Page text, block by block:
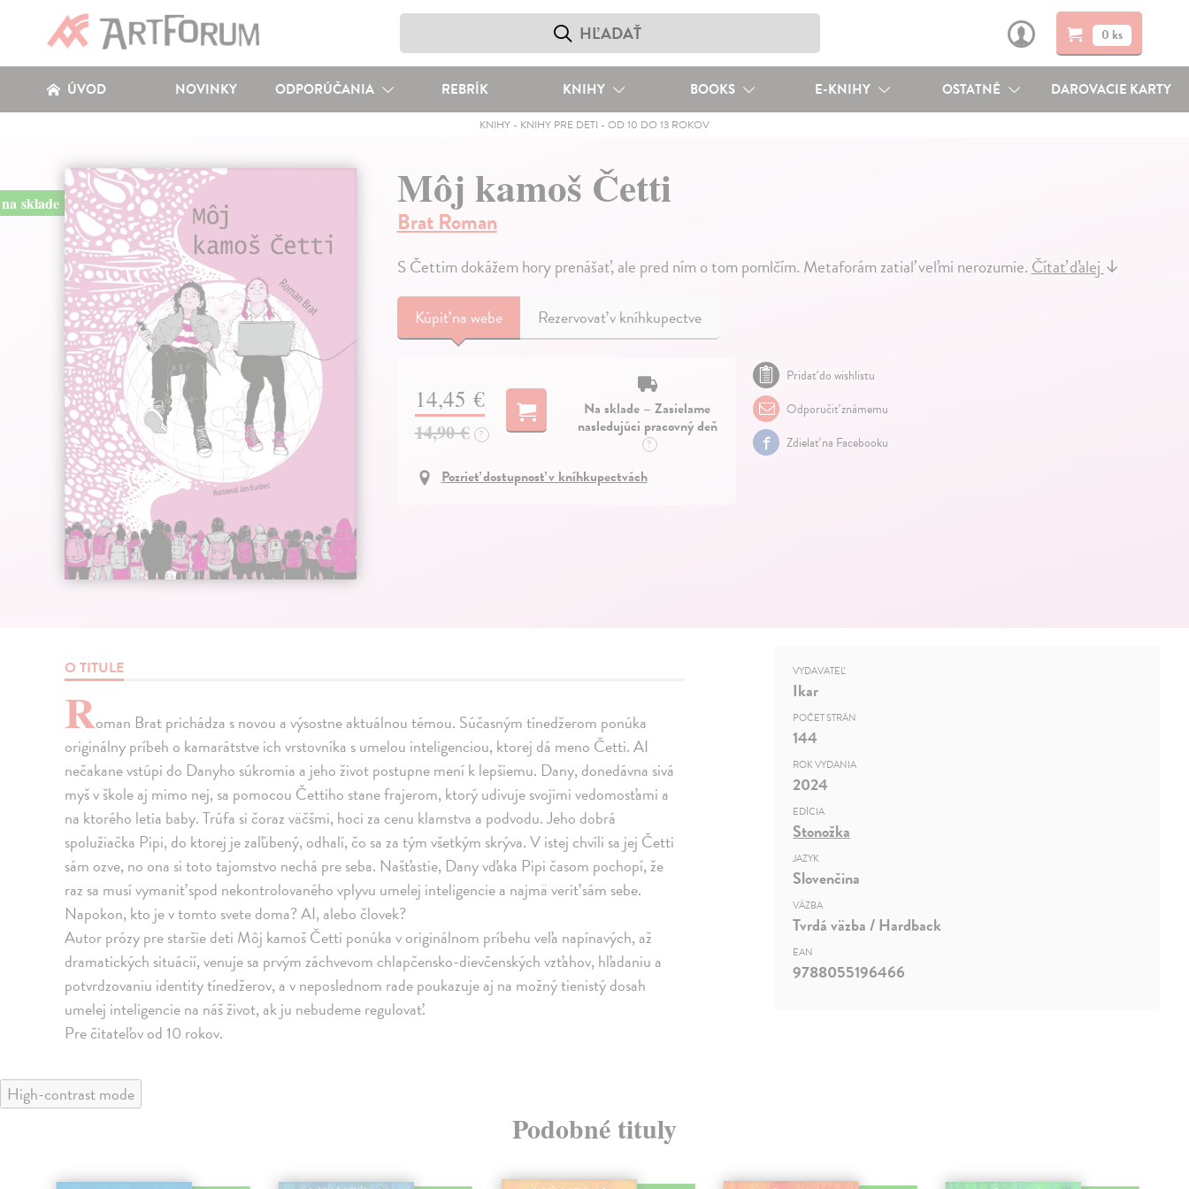
0 ks
ÚVOD NOVINKY ODPORÚČANIA REBRÍK KNIHY BOOKS E-KNIHY OSTATNÉ DAROVACIE KARTY
KNIHY- KNIHY PRE DETI - OD 10 DO 13 ROKOV
na sklade Môj kamoš Četti
Brat Roman
S Čettim dokážem hory prenášať, ale pred ním o tom pomlčím. Metaforám zatiaľ veľmi nerozumie.Čítať ďalej↓
Kúpiťna webe Rezervovať v kníhkupectve
14,45 €
14,90 € ?
Na sklade – Zasielame
nasledujúci pracovný deň
?
Pozrieť dostupnosť v kníhkupectvách
Pridať do wishlistu
Odporučiť známemu
Zdielať na Facebooku
O TITULE
Roman Brat prichádza s novou a výsostne aktuálnou témou. Súčasným tínedžerom ponúka
originálny príbeh o kamarátstve ich vrstovníka s umelou inteligenciou, ktorej dá meno Četti. AI
nečakane vstúpi do Danyho súkromia a jeho život postupne mení k lepšiemu. Dany, donedávna sivá
myš v škole aj mimo nej, sa pomocou Čettiho stane frajerom, ktorý udivuje svojimi vedomosťami a
na ktorého letia baby. Trúfa si čoraz väčšmi, hoci za cenu klamstva a podvodu. Jeho dobrá
spolužiačka Pipi, do ktorej je zaľúbený, odhalí, čo sa za tým všetkým skrýva. V istej chvíli sa jej Četti
sám ozve, no ona si toto tajomstvo nechá pre seba. Našťastie, Dany vďaka Pipi časom pochopí, že
raz sa musí vymaniť spod nekontrolovaného vplyvu umelej inteligencie a najmä veriť sám sebe.
Napokon, kto je v tomto svete doma? AI, alebo človek?
Autor prózy pre staršie deti Môj kamoš Četti ponúka v originálnom príbehu veľa napínavých, až
dramatických situácií, venuje sa prvým záchvevom chlapčensko-dievčenských vzťahov, hľadaniu a
potvrdzovaniu identity tínedžerov, a v neposlednom rade poukazuje aj na možný tienistý dosah
umelej inteligencie na náš život, ak ju nebudeme regulovať.
Pre čitateľov od 10 rokov.
VYDAVATEĽ
Ikar
POČET STRÁN
144
ROK VYDANIA
2024
EDÍCIA
Stonožka
JAZYK
Slovenčina
VÄZBA
Tvrdá väzba / Hardback
EAN
9788055196466
High-contrast mode
Podobné tituly